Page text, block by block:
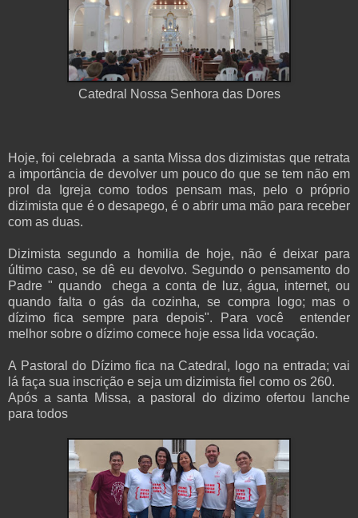
Catedral Nossa Senhora das Dores
Hoje, foi celebrada a santa Missa dos dizimistas que retrata
a importância de devolver um pouco do que se tem não em
prol da Igreja como todos pensam mas, pelo o próprio
dizimista que é o desapego, é o abrir uma mão para receber
com as duas.
Dizimista segundo a homilia de hoje, não é deixar para
último caso, se dê eu devolvo. Segundo o pensamento do
Padre " quando chega a conta de luz, água, internet, ou
quando falta o gás da cozinha, se compra logo; mas o
dízimo fica sempre para depois". Para você entender
melhor sobre o dízimo comece hoje essa lida vocação.
A Pastoral do Dízimo fica na Catedral, logo na entrada; vai
lá faça sua inscrição e seja um dizimista fiel como os 260.
Após a santa Missa, a pastoral do dizimo ofertou lanche
para todos